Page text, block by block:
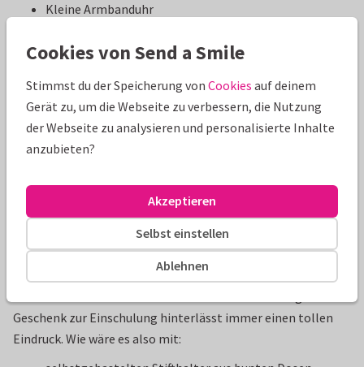
Kleine Armbanduhr
Kette oder Armband mit Glücksanhänger
Ein Globus (evtl. mit Beleuchtung)
Kinderlexikon
Portemonnaie
Füller mit Namen
Originelle Geschenke zur Einschulung
Ein Einschulung-Geschenk basteln macht nicht nur Spaß,
sondern ist auch eine wunderbare Möglichkeit, dem Kind
etwas Einzigartiges und Originelles zu schenken. Diese
Geschenke sind nicht nur selbstgemacht, sondern in den
Geschenk zur Einschulung hinterlässt immer einen tollen
Eindruck. Wie wäre es also mit:
Cookies von Send a Smile
Stimmst du der Speicherung von Cookies auf deinem
Gerät zu, um die Webseite zu verbessern, die Nutzung
der Webseite zu analysieren und personalisierte Inhalte
anzubieten?
Ablehnen
Selbst einstellen
Akzeptieren